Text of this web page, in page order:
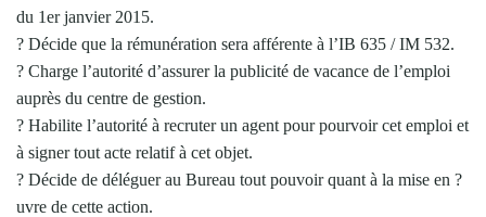
du 1er janvier 2015.
? Décide que la rémunération sera afférente à l’IB 635 / IM 532.
? Charge l’autorité d’assurer la publicité de vacance de l’emploi
auprès du centre de gestion.
? Habilite l’autorité à recruter un agent pour pourvoir cet emploi et
à signer tout acte relatif à cet objet.
? Décide de déléguer au Bureau tout pouvoir quant à la mise en ?
uvre de cette action.